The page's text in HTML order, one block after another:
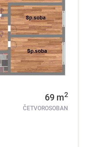
69 m2
ČETVOROSOBAN